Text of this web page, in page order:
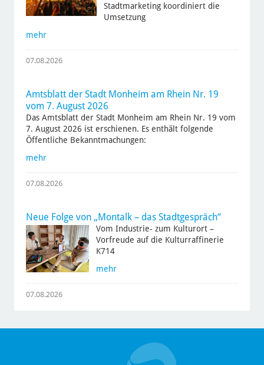
Stadtmarketing koordiniert die
Umsetzung
mehr
07.08.2026
Amtsblatt der Stadt Monheim am Rhein Nr. 19
vom 7. August 2026
Das Amtsblatt der Stadt Monheim am Rhein Nr. 19 vom
7. August 2026 ist erschienen. Es enthält folgende
Öffentliche Bekanntmachungen:
mehr
07.08.2026
Neue Folge von „Montalk – das Stadtgespräch“
Vom Industrie- zum Kulturort –
Vorfreude auf die Kulturraffinerie
K714
mehr
07.08.2026